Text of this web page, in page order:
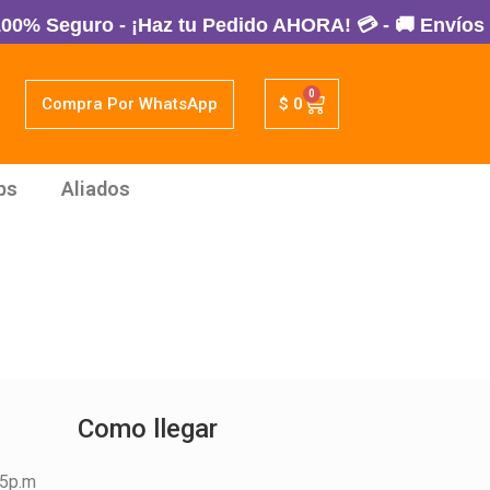
Seguro - ¡Haz tu Pedido AHORA! 💳 - 🚚 Envíos
Compra Por WhatsApp $ 0 0
Aliados
Como llegar